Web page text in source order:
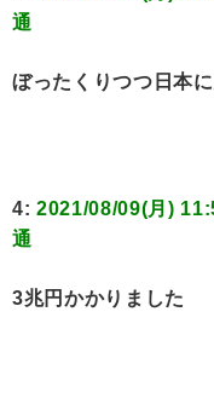
通
ぼったくりつつ日本
4: 2021/08/09(月)
通
3兆円かかりました